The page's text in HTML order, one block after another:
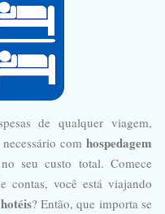
de qualquer viagem,
com hospedagem
seu custo total. Comece
contas, você está viajando
hotéis? Então, que importa se